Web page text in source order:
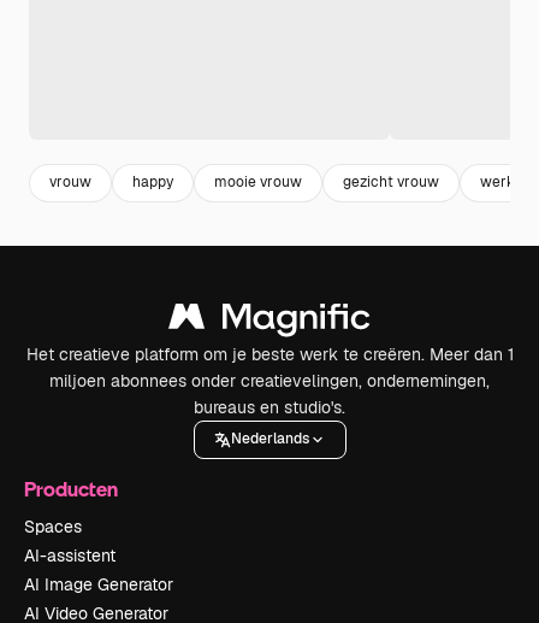
vrouw happy mooie vrouw gezicht vrouw werk
Het creatieve platform om je beste werk te creëren. Meer dan 1
miljoen abonnees onder creatievelingen, ondernemingen,
bureaus en studio's.
Nederlands
Producten
Spaces
AI-assistent
AI Image Generator
AI Video Generator